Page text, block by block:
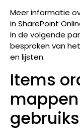
Meer informatie
in SharePoint
In de volgende
besproken van
en lijsten.
Items